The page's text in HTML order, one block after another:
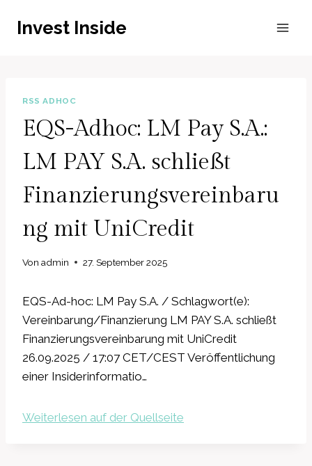
InhaltInvest Inside
RSS ADHOC
EQS-Adhoc: LM Pay S.A.:
LM PAY S.A. schließt
Finanzierungsvereinbaru
ng mit UniCredit
Von admin 27. September 2025
EQS-Ad-hoc: LM Pay S.A. / Schlagwort(e):
Vereinbarung/Finanzierung LM PAY S.A. schließt
Finanzierungsvereinbarung mit UniCredit
26.09.2025 / 17:07 CET/CEST Veröffentlichung
einer Insiderinformatio…
Weiterlesen auf der Quellseite